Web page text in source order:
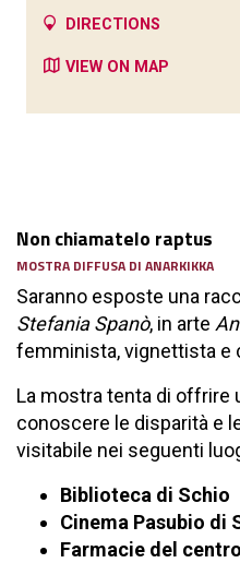
Non chiamatelo raptus
MOSTRA DIFFUSA DI ANARKIKKA
Saranno esposte una
Stefania Spanò, in arte
femminista, vignettista e
La mostra tenta di offrire
conoscere le disparità e
visitabile nei seguenti
Biblioteca di Schio
Cinema Pasubio di
Farmacie del
DIRECTIONS
VIEW ON MAP